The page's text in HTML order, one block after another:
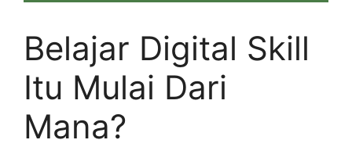
Belajar Digital Skill
Itu Mulai Dari
Mana?